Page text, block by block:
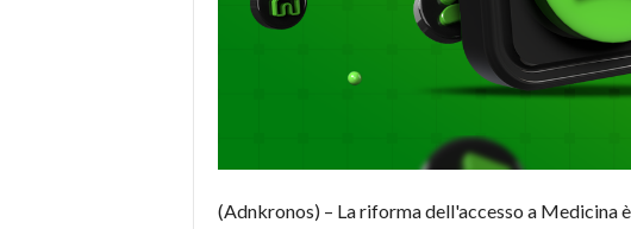
(Adnkronos) – La riforma dell'accesso a Medicina